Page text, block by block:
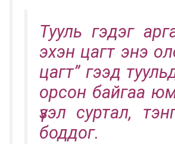
Тууль гэдэг
эхэн цагт энэ
цагт” гээд
орсон байгаа
үзэл суртал,
боддог.